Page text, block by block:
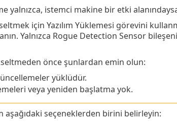
yalnızca, istemci makine bir etki
için Yazılım Yüklemesi görevini
Yalnızca Rogue Detection Sensor
önce şunlardan emin olun:
yüklüdür.
veya yeniden başlatma yok.
seçeneklerden birini belirleyin: